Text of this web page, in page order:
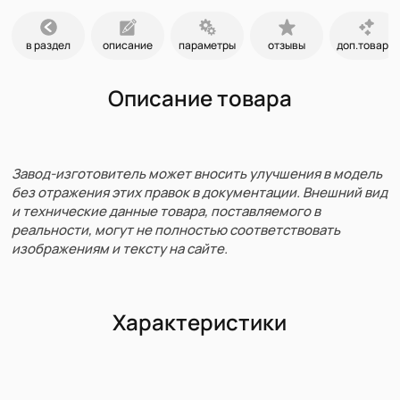
в раздел описание параметры отзывы доп.товары
Описание товара
Завод-изготовитель может вносить улучшения в модель
без отражения этих правок в документации. Внешний вид
и технические данные товара, поставляемого в
реальности, могут не полностью соответствовать
изображениям и тексту на сайте.
Характеристики